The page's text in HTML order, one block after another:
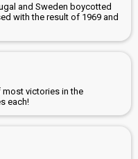
and Sweden boycotted
with the result of 1969 and
victories in the
each!